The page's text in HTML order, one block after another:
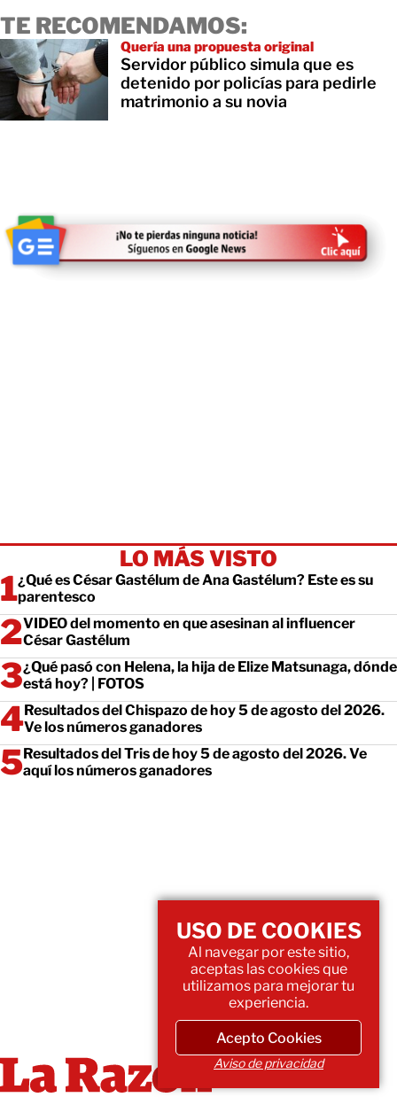
TE RECOMENDAMOS:
Quería una propuesta original
Servidor público simula que es
detenido por policías para pedirle
matrimonio a su novia
LO MÁS VISTO
¿Qué es César Gastélum de Ana Gastélum? Este es su
parentesco
VIDEO del momento en que asesinan al influencer
César Gastélum
¿Qué pasó con Helena, la hija de Elize Matsunaga, dónde
está hoy? | FOTOS
Resultados del Chispazo de hoy 5 de agosto del 2026.
Ve los números ganadores
Resultados del Tris de hoy 5 de agosto del 2026. Ve
aquí los números ganadores
USO DE COOKIES
Al navegar por este sitio,
aceptas las cookies que
utilizamos para mejorar tu
experiencia.
Acepto Cookies
Aviso de privacidad